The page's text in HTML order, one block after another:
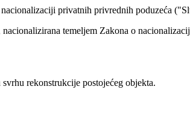
privatnih privrednih poduzeća
temeljem Zakona o
rekonstrukcije postojećeg objekta.